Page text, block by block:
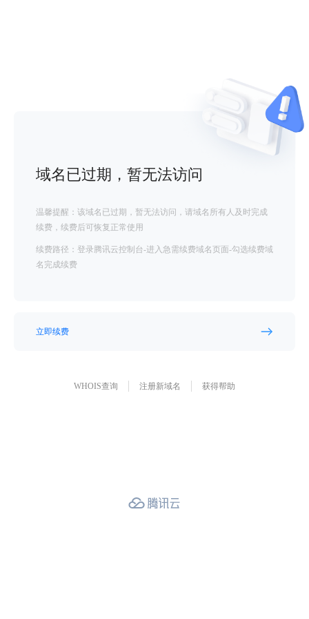
域名已过期，暂无法访问
温馨提醒：该域名已过期，暂无法访问，请域名所有人及时完成
续费，续费后可恢复正常使用
续费路径：登录腾讯云控制台-进入急需续费域名页面-勾选续费域
名完成续费
立即续费
WHOIS查询 注册新域名 获得帮助